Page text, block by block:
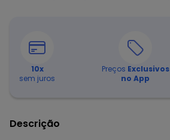
10x
sem juros
Preços Exclusivos
no App
Descrição